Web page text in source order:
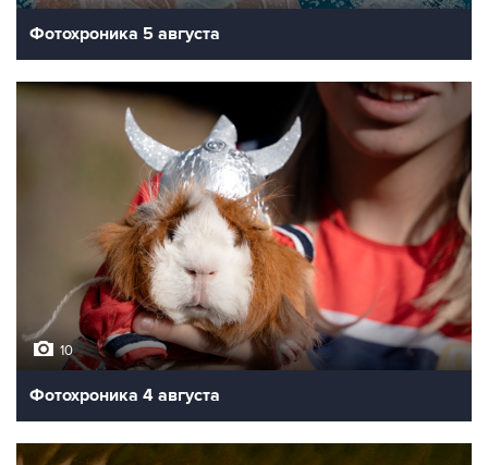
Фотохроника 5 августа
10
Фотохроника 4 августа